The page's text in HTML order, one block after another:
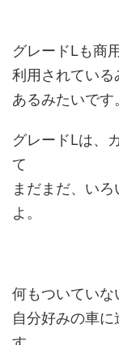
グレードLも商
利用されてい
あるみたいです
グレードLは、
て
まだまだ、い
よ。
何もついてい
自分好みの車